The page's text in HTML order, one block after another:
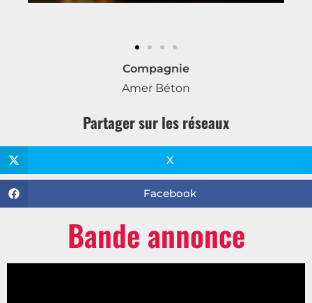
Compagnie
Amer Béton
Partager sur les réseaux
X
Facebook
Bande annonce